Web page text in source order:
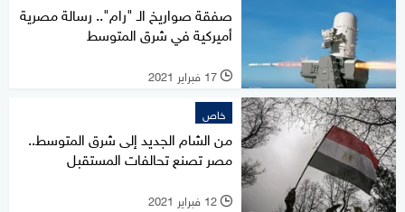
صفقة صواريخ الـ "رام".. رسالة مصرية
أميركية في شرق المتوسط
l 17 فبراير 2021
خاص
من الشام الجديد إلى شرق المتوسط..
مصر تصنع تحالفات المستقبل
l 12 فبراير 2021